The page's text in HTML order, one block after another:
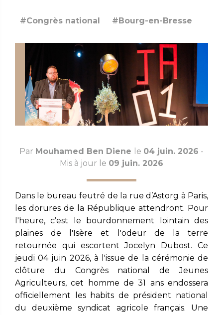
#Congrès national #Bourg-en-Bresse
Par Mouhamed Ben Diene le 04 juin. 2026 -
Mis à jour le 09 juin. 2026
Dans le bureau feutré de la rue d’Astorg à Paris,
les dorures de la République attendront. Pour
l'heure, c’est le bourdonnement lointain des
plaines de l'Isère et l'odeur de la terre
retournée qui escortent Jocelyn Dubost. Ce
jeudi 04 juin 2026, à l'issue de la cérémonie de
clôture du Congrès national de Jeunes
Agriculteurs, cet homme de 31 ans endossera
officiellement les habits de président national
du deuxième syndicat agricole français. Une